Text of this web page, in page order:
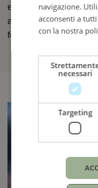
emette un intenso
a due volte maggiore
fosforescenti
navigazione.
acconsenti a
con la nostra
necessari
Targeting